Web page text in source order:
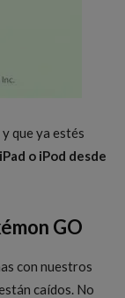
que ya estés
o iPod desde
GO
con nuestros
caídos. No